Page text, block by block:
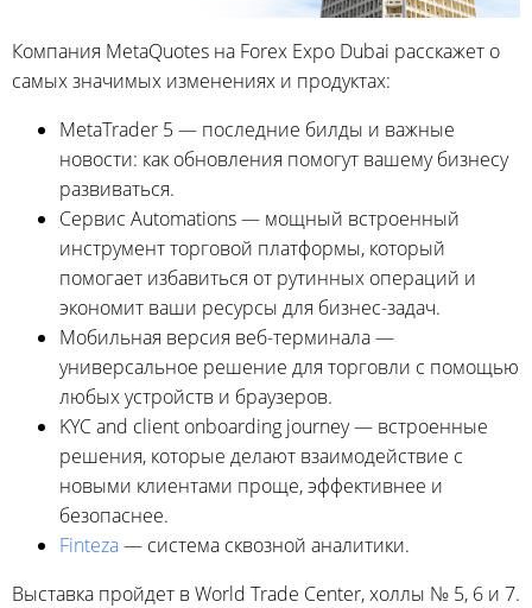
Компания MetaQuotes на Forex Expo Dubai расскажет о
самых значимых изменениях и продуктах:
MetaTrader 5 — последние билды и важные
новости: как обновления помогут вашему бизнесу
развиваться.
Сервис Automations — мощный встроенный
инструмент торговой платформы, который
помогает избавиться от рутинных операций и
экономит ваши ресурсы для бизнес-задач.
Мобильная версия веб-терминала —
универсальное решение для торговли с помощью
любых устройств и браузеров.
KYC and client onboarding journey — встроенные
решения, которые делают взаимодействие с
новыми клиентами проще, эффективнее и
безопаснее.
Finteza— система сквозной аналитики.
Выставка пройдет в World Trade Center, холлы № 5, 6 и 7.